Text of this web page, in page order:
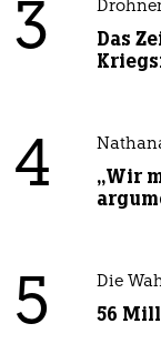
3
Das
4
„Wir
5 Die
56